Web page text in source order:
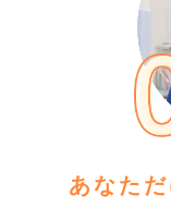
あなた